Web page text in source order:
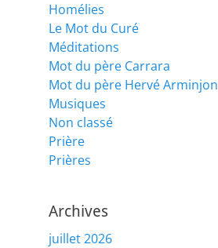
Homélies
Le Mot du Curé
Méditations
Mot du père Carrara
Mot du père Hervé Arminjon
Musiques
Non classé
Prière
Prières
Archives
juillet 2026